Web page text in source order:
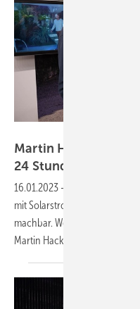
Martin Hackl von
24 Stunden Sonne
16.01.2023 -
mit Solarstrom,
machbar. Welche
Martin Hackl, Direktor der